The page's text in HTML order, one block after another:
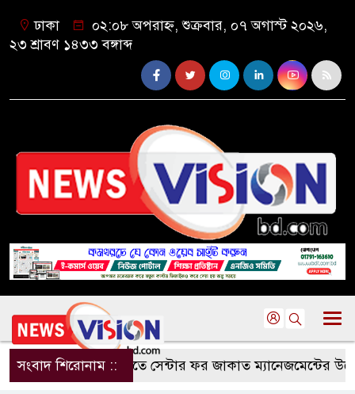
ঢাকা
০২:০৮ অপরাহ্ন, শুক্রবার, ০৭ অগাস্ট ২০২৬,
২৩ শ্রাবণ ১৪৩৩ বঙ্গাব্দ
সংবাদ শিরোনাম ::কুবিতে সেন্টার ফর জাকাত ম্যানেজমেন্টের